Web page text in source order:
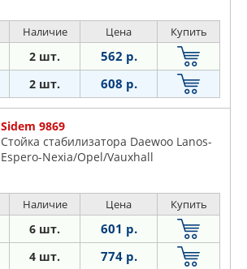
Наличие Цена Купить
2 шт. 562 р.
2 шт. 608 р.
Sidem 9869
Стойка стабилизатора Daewoo Lanos-
Espero-Nexia/Opel/Vauxhall
Наличие Цена Купить
6 шт. 601 р.
4 шт. 774 р.